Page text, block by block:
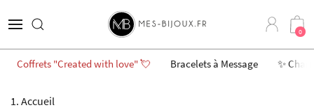
0
Coffrets "Created with love" 💘 Bracelets à Message ✨
Accueil